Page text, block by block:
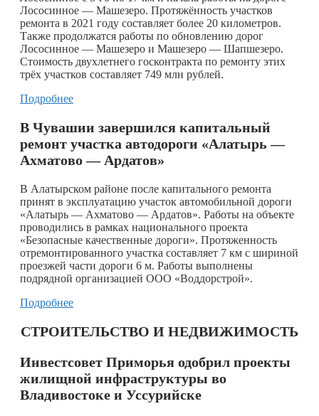
Лососинное — Машезеро. Протяжённость участков
ремонта в 2021 году составляет более 20 километров.
Также продолжатся работы по обновлению дорог
Лососинное — Машезеро и Машезеро — Шапшезеро.
Стоимость двухлетнего госконтракта по ремонту этих
трёх участков составляет 749 млн рублей.
Подробнее
В Чувашии завершился капитальный
ремонт участка автодороги «Алатырь —
Ахматово — Ардатов»
В Алатырском районе после капитального ремонта
принят в эксплуатацию участок автомобильной дороги
«Алатырь — Ахматово — Ардатов». Работы на объекте
проводились в рамках национального проекта
«Безопасные качественные дороги». Протяженность
отремонтированного участка составляет 7 км с шириной
проезжей части дороги 6 м. Работы выполнены
подрядной организацией ООО «Воддорстрой».
Подробнее
СТРОИТЕЛЬСТВО И НЕДВИЖИМОСТЬ
Инвестсовет Приморья одобрил проекты
жилищной инфраструктуры во
Владивостоке и Уссурийске